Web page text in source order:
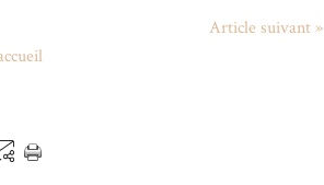
Article suivant »